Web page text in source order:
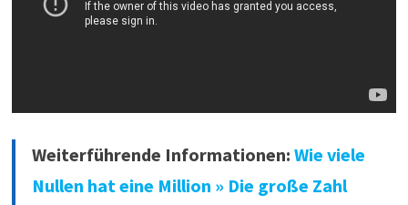
Weiterführende Informationen: Wie viele
Nullen hat eine Million » Die große Zahl